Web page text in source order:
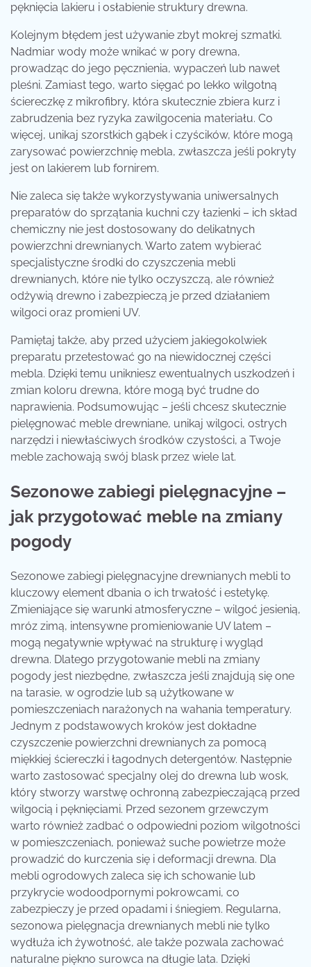
pęknięcia lakieru i osłabienie struktury drewna.
Kolejnym błędem jest używanie zbyt mokrej szmatki.
Nadmiar wody może wnikać w pory drewna,
prowadząc do jego pęcznienia, wypaczeń lub nawet
pleśni. Zamiast tego, warto sięgać po lekko wilgotną
ściereczkę z mikrofibry, która skutecznie zbiera kurz i
zabrudzenia bez ryzyka zawilgocenia materiału. Co
więcej, unikaj szorstkich gąbek i czyścików, które mogą
zarysować powierzchnię mebla, zwłaszcza jeśli pokryty
jest on lakierem lub fornirem.
Nie zaleca się także wykorzystywania uniwersalnych
preparatów do sprzątania kuchni czy łazienki – ich skład
chemiczny nie jest dostosowany do delikatnych
powierzchni drewnianych. Warto zatem wybierać
specjalistyczne środki do czyszczenia mebli
drewnianych, które nie tylko oczyszczą, ale również
odżywią drewno i zabezpieczą je przed działaniem
wilgoci oraz promieni UV.
Pamiętaj także, aby przed użyciem jakiegokolwiek
preparatu przetestować go na niewidocznej części
mebla. Dzięki temu unikniesz ewentualnych uszkodzeń i
zmian koloru drewna, które mogą być trudne do
naprawienia. Podsumowując – jeśli chcesz skutecznie
pielęgnować meble drewniane, unikaj wilgoci, ostrych
narzędzi i niewłaściwych środków czystości, a Twoje
meble zachowają swój blask przez wiele lat.
Sezonowe zabiegi pielęgnacyjne –
jak przygotować meble na zmiany
pogody
Sezonowe zabiegi pielęgnacyjne drewnianych mebli to
kluczowy element dbania o ich trwałość i estetykę.
Zmieniające się warunki atmosferyczne – wilgoć jesienią,
mróz zimą, intensywne promieniowanie UV latem –
mogą negatywnie wpływać na strukturę i wygląd
drewna. Dlatego przygotowanie mebli na zmiany
pogody jest niezbędne, zwłaszcza jeśli znajdują się one
na tarasie, w ogrodzie lub są użytkowane w
pomieszczeniach narażonych na wahania temperatury.
Jednym z podstawowych kroków jest dokładne
czyszczenie powierzchni drewnianych za pomocą
miękkiej ściereczki i łagodnych detergentów. Następnie
warto zastosować specjalny olej do drewna lub wosk,
który stworzy warstwę ochronną zabezpieczającą przed
wilgocią i pęknięciami. Przed sezonem grzewczym
warto również zadbać o odpowiedni poziom wilgotności
w pomieszczeniach, ponieważ suche powietrze może
prowadzić do kurczenia się i deformacji drewna. Dla
mebli ogrodowych zaleca się ich schowanie lub
przykrycie wodoodpornymi pokrowcami, co
zabezpieczy je przed opadami i śniegiem. Regularna,
sezonowa pielęgnacja drewnianych mebli nie tylko
wydłuża ich żywotność, ale także pozwala zachować
naturalne piękno surowca na długie lata. Dzięki